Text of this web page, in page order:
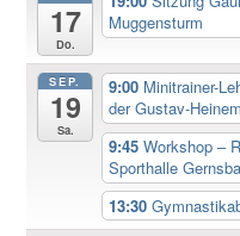
17
Do.
Muggensturm
SEP.
19
Sa.
9:00 Minitrainer-
der Gustav-
9:45 Workshop –
Sporthalle
13:30